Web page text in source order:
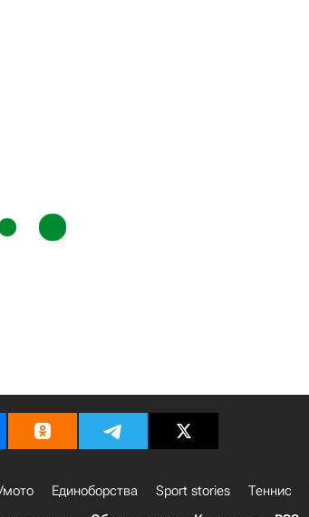
мото Единоборства Sport stories Теннис